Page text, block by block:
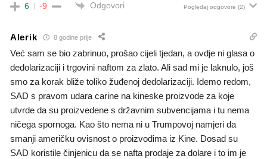
6 -9 Odgovori Pogledaj odgovore (2)
Alerik 8 godine prije
Već sam se bio zabrinuo, prošao cijeli tjedan, a ovdje ni glasa o
dedolarizaciji i trgovini naftom za zlato. Ali sad mi je laknulo, još
smo za korak bliže toliko žuđenoj dedolarizaciji. Idemo redom,
SAD s pravom udara carine na kineske proizvode za koje
utvrde da su proizvedene s državnim subvencijama i tu nema
ničega spornoga. Kao što nema ni u Trumpovoj namjeri da
smanji američku ovisnost o proizvodima iz Kine. Dosad su
SAD koristile činjenicu da se nafta prodaje za dolare i to im je